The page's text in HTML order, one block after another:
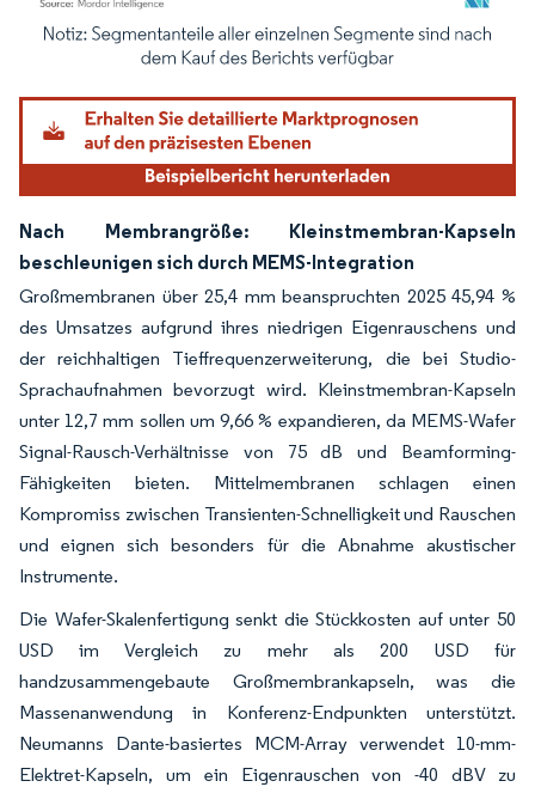
Bild © Mordor Intelligence. Wiederverwendung erfordert Namensnennung
Nach Membrangröße: Kleinstmembran-Kapseln
beschleunigen sich durch MEMS-Integration
Großmembranen über 25,4 mm beanspruchten 2025 45,94 %
des Umsatzes aufgrund ihres niedrigen Eigenrauschens und
der reichhaltigen Tieffrequenzerweiterung, die bei Studio-
Sprachaufnahmen bevorzugt wird. Kleinstmembran-Kapseln
unter 12,7 mm sollen um 9,66 % expandieren, da MEMS-Wafer
Signal-Rausch-Verhältnisse von 75 dB und Beamforming-
Fähigkeiten bieten. Mittelmembranen schlagen einen
Kompromiss zwischen Transienten-Schnelligkeit und Rauschen
und eignen sich besonders für die Abnahme akustischer
Instrumente.
Die Wafer-Skalenfertigung senkt die Stückkosten auf unter 50
USD im Vergleich zu mehr als 200 USD für
handzusammengebaute Großmembrankapseln, was die
Massenanwendung in Konferenz-Endpunkten unterstützt.
Neumanns Dante-basiertes MCM-Array verwendet 10-mm-
Elektret-Kapseln, um ein Eigenrauschen von -40 dBV zu